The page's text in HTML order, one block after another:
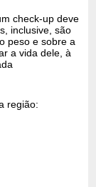
check-up deve
inclusive, são
peso e sobre a
a vida dele, à
região: